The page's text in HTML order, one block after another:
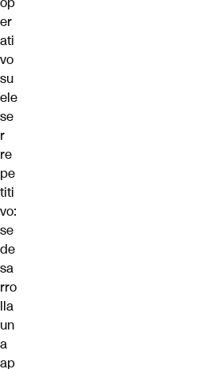
er
ati
vo
su
ele
se
r
re
pe
titi
vo:
se
de
sa
rro
lla
un
a
ap